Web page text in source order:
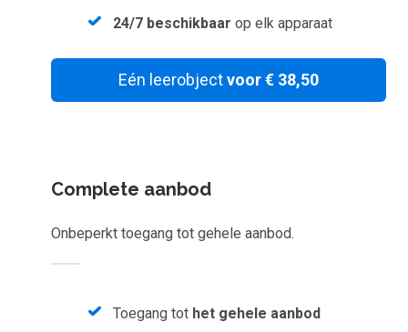
24/7 beschikbaar op elk apparaat
Eén leerobjectvoor € 38,50
Complete aanbod
Onbeperkt toegang tot gehele aanbod.
Toegang tot het gehele aanbod